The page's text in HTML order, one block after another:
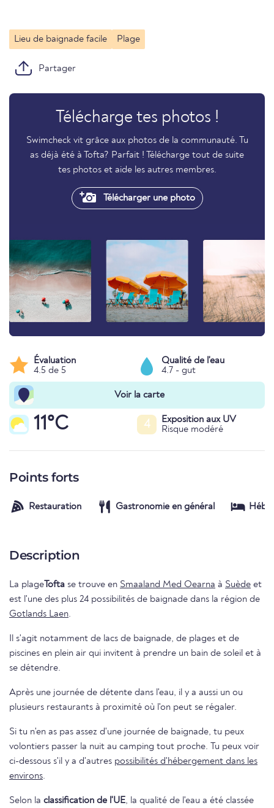
Lieu de baignade facile Plage
Partager
Télécharge tes photos !
Swimcheck vit grâce aux photos de la communauté. Tu
as déjà été à Tofta? Parfait ! Télécharge tout de suite
tes photos et aide les autres membres.
Télécharger une photo
Évaluation
4.5 de 5
Qualité de l'eau
4.7 - gut
Voir la carte
11°C 4
Exposition aux UV
Risque modéré
Points forts
Restauration Gastronomie en général
Description
La plageTofta se trouve en Smaaland Med Oearna à Suède et
est l'une des plus 24 possibilités de baignade dans la région de
Gotlands Laen.
Il s'agit notamment de lacs de baignade, de plages et de
piscines en plein air qui invitent à prendre un bain de soleil et à
se détendre.
Après une journée de détente dans l'eau, il y a aussi un ou
plusieurs restaurants à proximité où l'on peut se régaler.
Si tu n'en as pas assez d'une journée de baignade, tu peux
volontiers passer la nuit au camping tout proche. Tu peux voir
ci-dessous s'il y a d'autres possibilités d'hébergement dans les
environs.
Selon la classification de l'UE, la qualité de l'eau a été classée